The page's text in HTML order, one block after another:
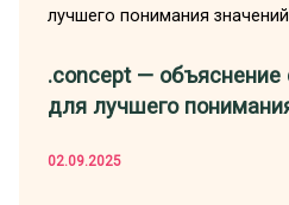
лучшего понимания значений
.concept — объяснение
для лучшего
02.09.2025